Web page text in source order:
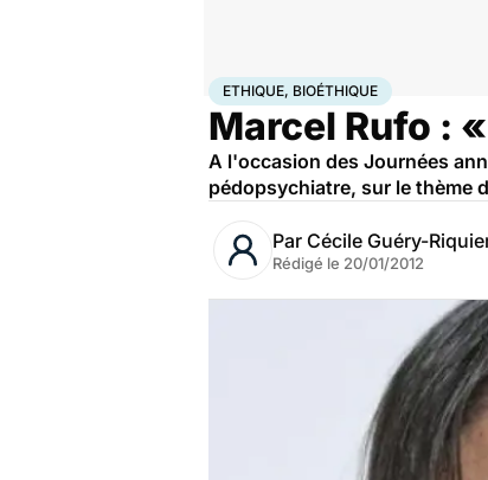
AccueilSantéEthique, Bioéthique
ETHIQUE, BIOÉTHIQUE
Marcel Rufo :
A l'occasion des Journées
pédopsychiatre, sur le thème
Par Cécile Guéry-
Rédigé le 20/01/2012